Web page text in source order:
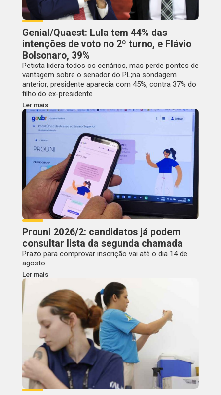
Genial/Quaest: Lula tem 44% das
intenções de voto no 2º turno, e Flávio
Bolsonaro, 39%
Petista lidera todos os cenários, mas perde pontos de
vantagem sobre o senador do PL;na sondagem
anterior, presidente aparecia com 45%, contra 37% do
filho do ex-presidente
Ler mais
Prouni 2026/2: candidatos já podem
consultar lista da segunda chamada
Prazo para comprovar inscrição vai até o dia 14 de
agosto
Ler mais